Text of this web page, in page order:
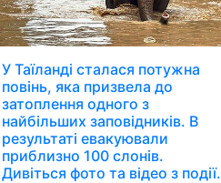
У Таїланді сталася потужна
повінь, яка призвела до
затоплення одного з
найбільших заповідників. В
результаті евакуювали
приблизно 100 слонів.
Дивіться фото та відео з події.